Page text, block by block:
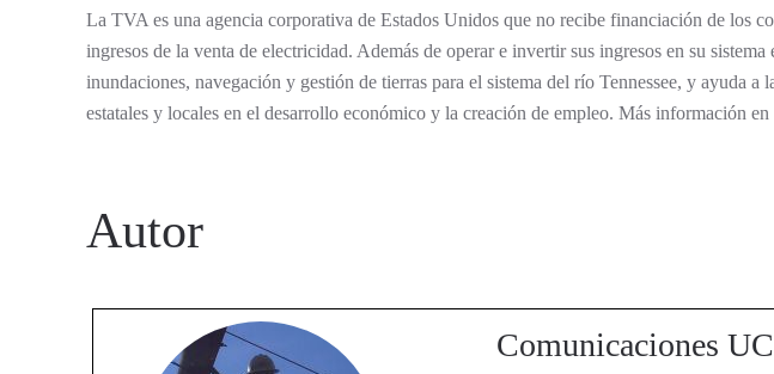
La TVA es una agencia corporativa de Estados Unidos que no recibe financiación de los
ingresos de la venta de electricidad. Además de operar e invertir sus ingresos en su
inundaciones, navegación y gestión de tierras para el sistema del río Tennessee, y ayuda a
estatales y locales en el desarrollo económico y la creación de empleo. Más información
Autor
Comunicaciones